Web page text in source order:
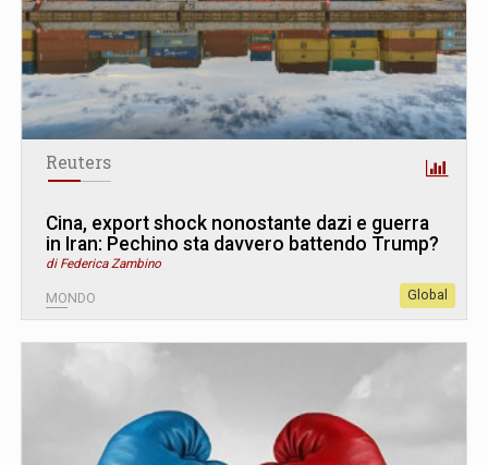
Reuters
Cina, export shock nonostante dazi e guerra
in Iran: Pechino sta davvero battendo Trump?
di Federica Zambino
MONDO Global